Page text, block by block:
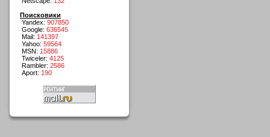
Поисковики
Yandex: 907850
Google: 636545
Mail: 141397
Yahoo: 59564
MSN: 15886
Twiceler: 4125
Rambler: 2586
Aport: 190